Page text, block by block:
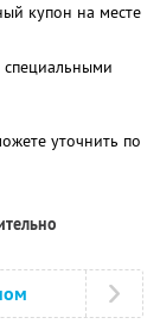
купон на месте
специальными
уточнить по